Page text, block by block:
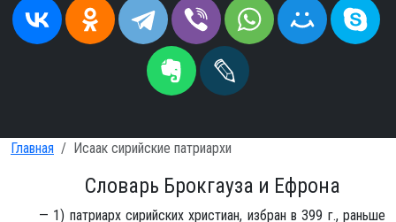
Главная Исаак сирийские патриархи
Словарь Брокгауза и Ефрона
— 1) патриарх сирийских христиан, избран в 399 г., раньше